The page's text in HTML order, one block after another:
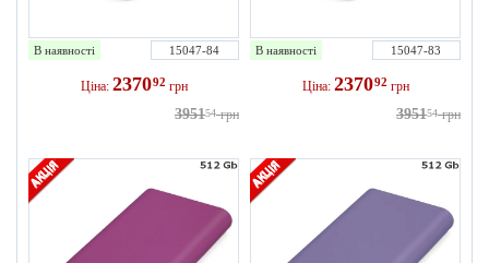
В наявності 15047-84
Ціна: 237092 грн
395154 грн
В наявності 15047-83
Ціна: 237092 грн
395154 грн